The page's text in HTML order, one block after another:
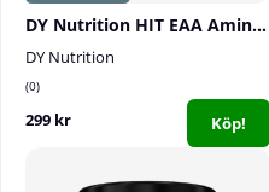
DY Nutrition HIT EAA Amino Acid Complex, 360 g
DY Nutrition
0
299 kr Köp!